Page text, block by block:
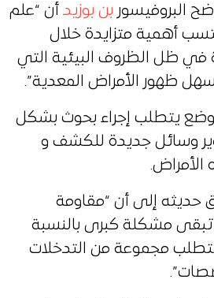
البروفيسور بن بوزيد أن “علم
أهمية متزايدة خلال
في ظل الظروف البيئية التي
ظهور الأمراض المعدية”.
يتطلب إجراء بحوث بشكل
وسائل جديدة للكشف و
الأمراض.
حديثه إلى أن “مقاومة
تبقى مشكلة كبرى بالنسبة
مجموعة من التدخلات